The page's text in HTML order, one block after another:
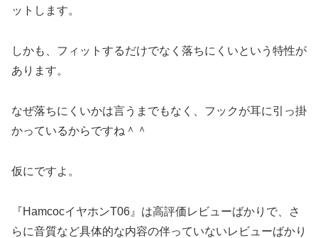
ットします。
しかも、フィットするだけでなく落ちにくいという特性が
あります。
なぜ落ちにくいかは言うまでもなく、フックが耳に引っ掛
かっているからですね＾＾
仮にですよ。
『HamcocイヤホンT06』は高評価レビューばかりで、さ
らに音質など具体的な内容の伴っていないレビューばかり